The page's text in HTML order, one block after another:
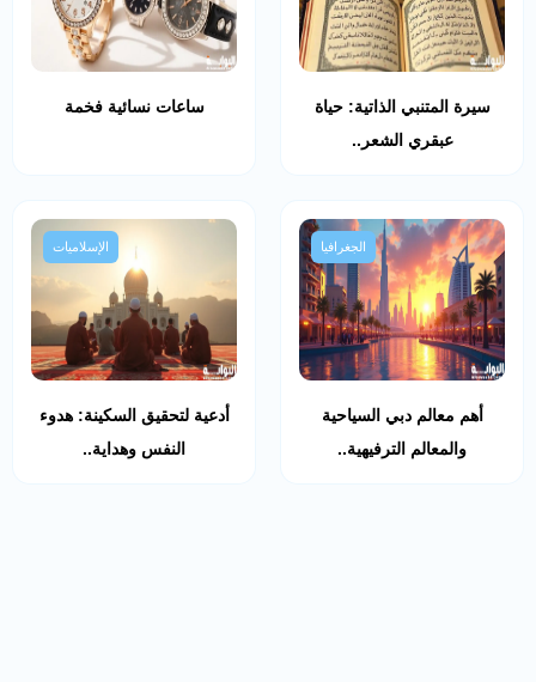
سيرة المتنبي الذاتية: حياة
عبقري الشعر..
ساعات نسائية فخمة
الجغرافيا
أهم معالم دبي السياحية
والمعالم الترفيهية..
الإسلاميات
أدعية لتحقيق السكينة: هدوء
النفس وهداية..